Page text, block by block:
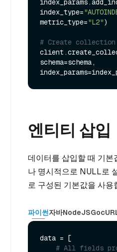
index_type=
metric_type="L2")
# Create collection
schema=schema,
엔티티 삽입
데이터를 삽입할 때 기본
나 명시적으로 NULL로
로 구성된 기본값을 사용
파이썬자바NodeJSGo
data = [
# All fields